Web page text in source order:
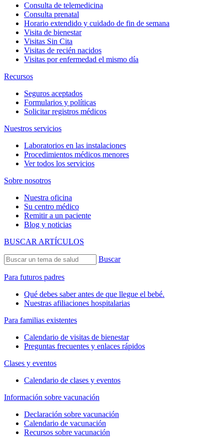
Consulta de telemedicina
Consulta prenatal
Horario extendido y cuidado de fin de semana
Visita de bienestar
Visitas Sin Cita
Visitas de recién nacidos
Visitas por enfermedad el mismo día
Recursos
Seguros aceptados
Formularios y políticas
Solicitar registros médicos
Nuestros servicios
Laboratorios en las instalaciones
Procedimientos médicos menores
Ver todos los servicios
Sobre nosotros
Nuestra oficina
Su centro médico
Remitir a un paciente
Blog y noticias
BUSCAR ARTÍCULOS
Buscar
Para futuros padres
Qué debes saber antes de que llegue el bebé.
Nuestras afiliaciones hospitalarias
Para familias existentes
Calendario de visitas de bienestar
Preguntas frecuentes y enlaces rápidos
Clases y eventos
Calendario de clases y eventos
Información sobre vacunación
Declaración sobre vacunación
Calendario de vacunación
Recursos sobre vacunación